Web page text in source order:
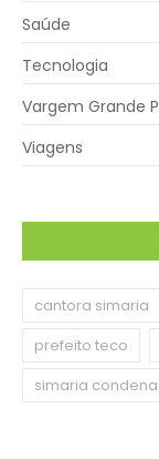
Saúde
Tecnologia
Vargem Grande
Viagens
cantora simaria
prefeito teco
simaria